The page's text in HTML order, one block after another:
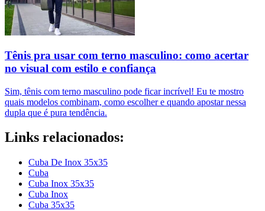
Tênis pra usar com terno masculino: como acertar
no visual com estilo e confiança
Sim, tênis com terno masculino pode ficar incrível! Eu te mostro
quais modelos combinam, como escolher e quando apostar nessa
dupla que é pura tendência.
Links relacionados:
Cuba De Inox 35x35
Cuba
Cuba Inox 35x35
Cuba Inox
Cuba 35x35